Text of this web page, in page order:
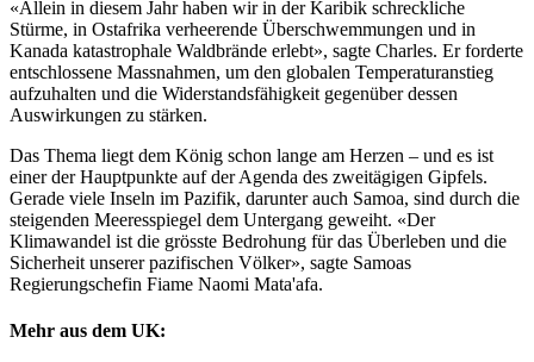
«Allein in diesem Jahr haben wir in der Karibik schreckliche
Stürme, in Ostafrika verheerende Überschwemmungen und in
Kanada katastrophale Waldbrände erlebt», sagte Charles. Er forderte
entschlossene Massnahmen, um den globalen Temperaturanstieg
aufzuhalten und die Widerstandsfähigkeit gegenüber dessen
Auswirkungen zu stärken.
Das Thema liegt dem König schon lange am Herzen – und es ist
einer der Hauptpunkte auf der Agenda des zweitägigen Gipfels.
Gerade viele Inseln im Pazifik, darunter auch Samoa, sind durch die
steigenden Meeresspiegel dem Untergang geweiht. «Der
Klimawandel ist die grösste Bedrohung für das Überleben und die
Sicherheit unserer pazifischen Völker», sagte Samoas
Regierungschefin Fiame Naomi Mata'afa.
Mehr aus dem UK: